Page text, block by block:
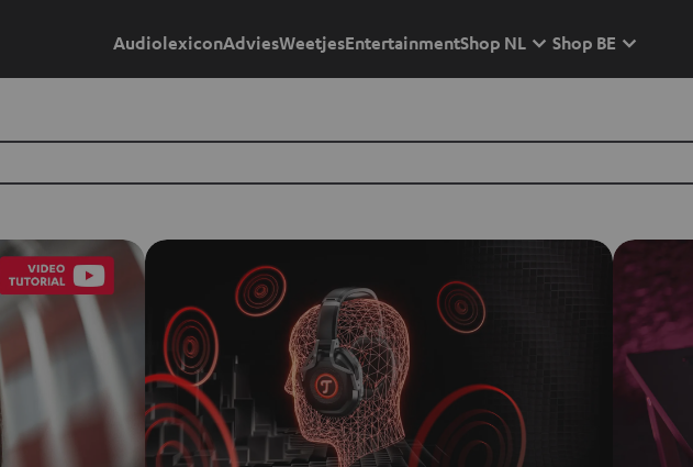
AudiolexiconAdviesWeetjesEntertainmentShop NL Shop BE